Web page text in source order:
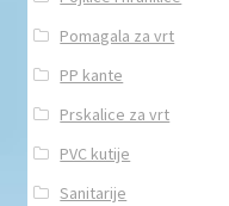
Pomagala za vrt
PP kante
Prskalice za vrt
PVC kutije
Sanitarije